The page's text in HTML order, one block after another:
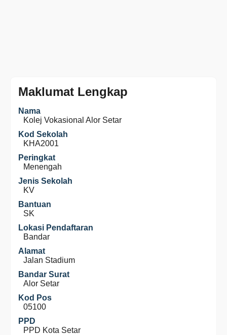
Maklumat Lengkap
Nama
Kolej Vokasional Alor Setar
Kod Sekolah
KHA2001
Peringkat
Menengah
Jenis Sekolah
KV
Bantuan
SK
Lokasi Pendaftaran
Bandar
Alamat
Jalan Stadium
Bandar Surat
Alor Setar
Kod Pos
05100
PPD
PPD Kota Setar